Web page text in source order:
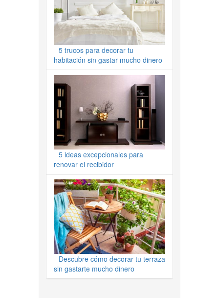
5 trucos para decorar tu
habitación sin gastar mucho dinero
5 ideas excepcionales para
renovar el recibidor
Descubre cómo decorar tu terraza
sin gastarte mucho dinero